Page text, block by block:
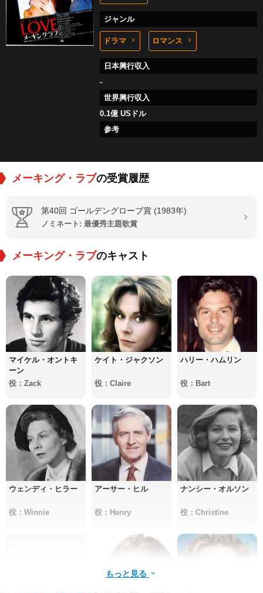
ジャンル
ドラマ ロマンス
日本興行収入
-
世界興行収入
0.1億 USドル
参考
メーキング・ラブの受賞履歴
第40回 ゴールデングローブ賞 (1983年)
ノミネート: 最優秀主題歌賞
メーキング・ラブのキャスト
マイケル・オントキ
ーン
役：Zack
ケイト・ジャクソン
役：Claire
ハリー・ハムリン
役：Bart
ウェンディ・ヒラー
役：Winnie
アーサー・ヒル
役：Henry
ナンシー・オルソン
役：Christine
もっと見る